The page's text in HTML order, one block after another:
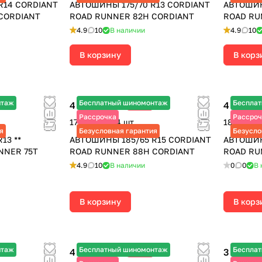
CORDIANT
АВТОШИНЫ 175/70 R13 CORDIANT
ROAD RUNNER 82H CORDIANT
4.9 10 В наличии
В корзину
ROAD
4.9 10
В
**
75T
Бесплатный шиномонтаж
Рассрочка
Безусловная гарантия
4 345 ₽4 940 ₽ -12%
17 380 ₽ за 4 шт.
АВТОШИНЫ 185/65 R15 CORDIANT
ROAD RUNNER 88H CORDIANT
4.9 10 В наличии
В корзину
4 710 ₽6
18 840 ₽
ROAD
0 0 В
В
Бесплатный шиномонтаж
4 260 ₽5 680 ₽ -25% 3 730 ₽4